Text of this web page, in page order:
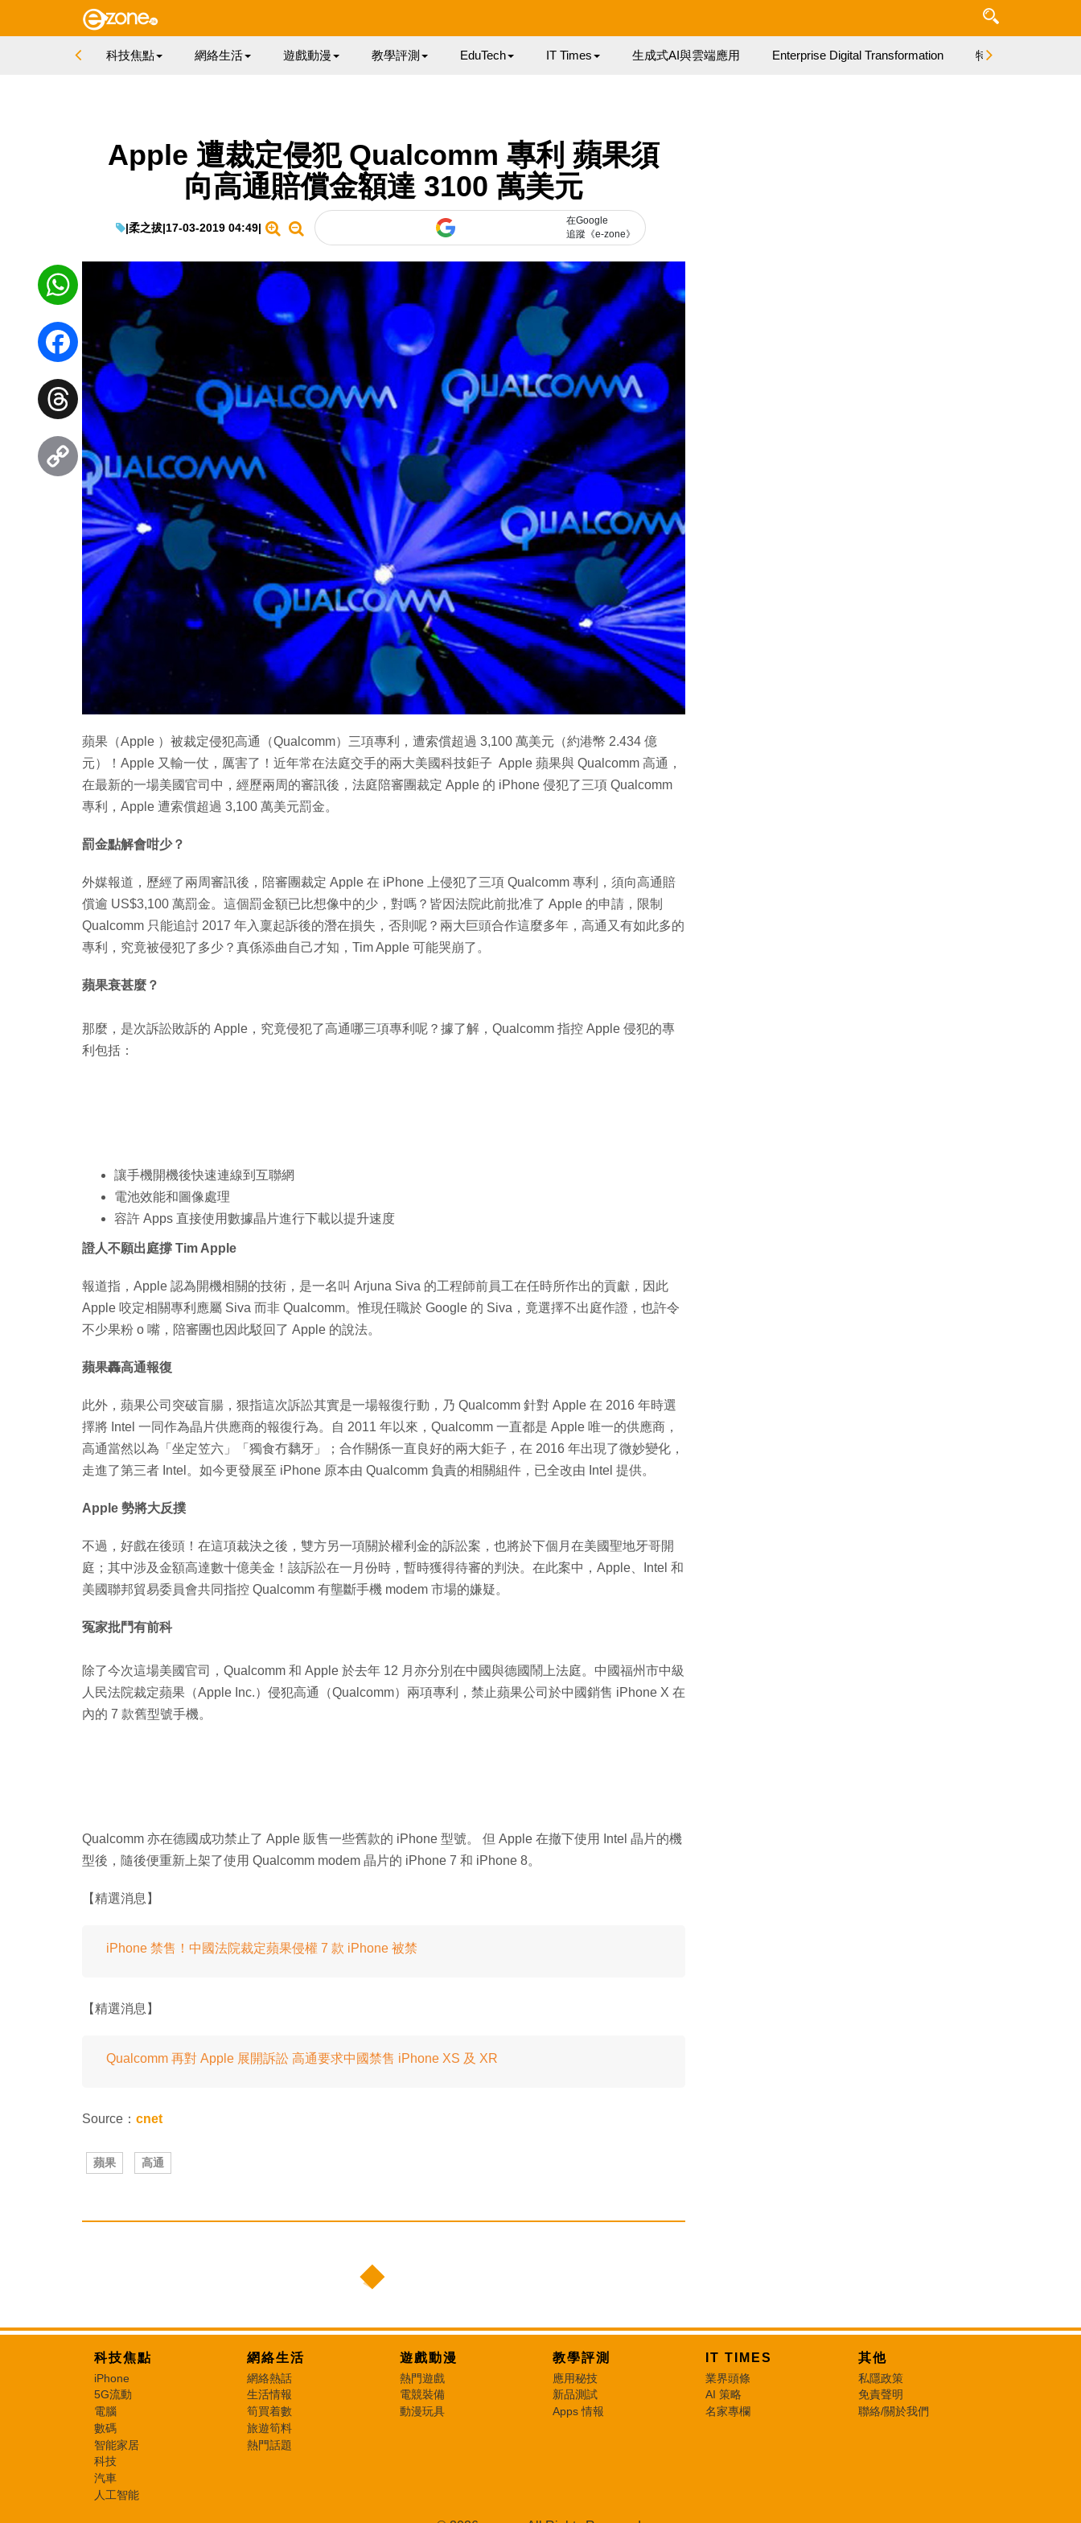
科技焦點 網絡生活 遊戲動漫 教學評測 EduTech IT Times 生成式AI與雲端應用 Enterprise Digital Transformation 特集
Apple 遭裁定侵犯 Qualcomm 專利 蘋果須
向高通賠償金額達 3100 萬美元
|柔之拔|17-03-2019 04:49|
在Google
追蹤《e-zone》
蘋果（Apple ）被裁定侵犯高通（Qualcomm）三項專利，遭索償超過 3,100 萬美元（約港幣 2.434 億
元）！Apple 又輸一仗，厲害了！近年常在法庭交手的兩大美國科技鉅子 Apple 蘋果與 Qualcomm 高通，
在最新的一場美國官司中，經歷兩周的審訊後，法庭陪審團裁定 Apple 的 iPhone 侵犯了三項 Qualcomm
專利，Apple 遭索償超過 3,100 萬美元罰金。
罰金點解會咁少？
外媒報道，歷經了兩周審訊後，陪審團裁定 Apple 在 iPhone 上侵犯了三項 Qualcomm 專利，須向高通賠
償逾 US$3,100 萬罰金。這個罰金額已比想像中的少，對嗎？皆因法院此前批准了 Apple 的申請，限制
Qualcomm 只能追討 2017 年入稟起訴後的潛在損失，否則呢？兩大巨頭合作這麼多年，高通又有如此多的
專利，究竟被侵犯了多少？真係添曲自己才知，Tim Apple 可能哭崩了。
蘋果衰甚麼？
那麼，是次訴訟敗訴的 Apple，究竟侵犯了高通哪三項專利呢？據了解，Qualcomm 指控 Apple 侵犯的專
利包括：
讓手機開機後快速連線到互聯網
電池效能和圖像處理
容許 Apps 直接使用數據晶片進行下載以提升速度
證人不願出庭撐 Tim Apple
報道指，Apple 認為開機相關的技術，是一名叫 Arjuna Siva 的工程師前員工在任時所作出的貢獻，因此
Apple 咬定相關專利應屬 Siva 而非 Qualcomm。惟現任職於 Google 的 Siva，竟選擇不出庭作證，也許令
不少果粉 o 嘴，陪審團也因此駁回了 Apple 的說法。
蘋果轟高通報復
此外，蘋果公司突破盲腸，狠指這次訴訟其實是一場報復行動，乃 Qualcomm 針對 Apple 在 2016 年時選
擇將 Intel 一同作為晶片供應商的報復行為。自 2011 年以來，Qualcomm 一直都是 Apple 唯一的供應商，
高通當然以為「坐定笠六」「獨食冇黐牙」；合作關係一直良好的兩大鉅子，在 2016 年出現了微妙變化，
走進了第三者 Intel。如今更發展至 iPhone 原本由 Qualcomm 負責的相關組件，已全改由 Intel 提供。
Apple 勢將大反撲
不過，好戲在後頭！在這項裁決之後，雙方另一項關於權利金的訴訟案，也將於下個月在美國聖地牙哥開
庭；其中涉及金額高達數十億美金！該訴訟在一月份時，暫時獲得待審的判決。在此案中，Apple、Intel 和
美國聯邦貿易委員會共同指控 Qualcomm 有壟斷手機 modem 市場的嫌疑。
冤家批鬥有前科
除了今次這場美國官司，Qualcomm 和 Apple 於去年 12 月亦分別在中國與德國鬧上法庭。中國福州市中級
人民法院裁定蘋果（Apple Inc.）侵犯高通（Qualcomm）兩項專利，禁止蘋果公司於中國銷售 iPhone X 在
內的 7 款舊型號手機。
Qualcomm 亦在德國成功禁止了 Apple 販售一些舊款的 iPhone 型號。 但 Apple 在撤下使用 Intel 晶片的機
型後，隨後便重新上架了使用 Qualcomm modem 晶片的 iPhone 7 和 iPhone 8。
【精選消息】
iPhone 禁售！中國法院裁定蘋果侵權 7 款 iPhone 被禁
【精選消息】
Qualcomm 再對 Apple 展開訴訟 高通要求中國禁售 iPhone XS 及 XR
Source： cnet
蘋果 高通
WhatsApp
Facebook
Threads
Copy
Link
科技焦點
iPhone
5G流動
電腦
數碼
智能家居
科技
汽車
人工智能
網絡生活
網絡熱話
生活情報
筍買着數
旅遊筍料
熱門話題
遊戲動漫
熱門遊戲
電競裝備
動漫玩具
教學評測
應用秘技
新品測試
Apps 情報
IT TIMES
業界頭條
AI 策略
名家專欄
其他
私隱政策
免責聲明
聯絡/關於我們